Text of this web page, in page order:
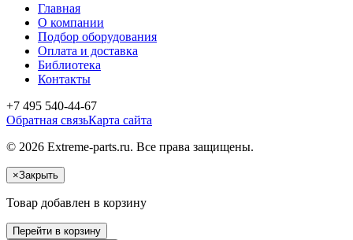
Главная
О компании
Подбор оборудования
Оплата и доставка
Библиотека
Контакты
+7 495 540-44-67
Обратная связьКарта сайта
© 2026 Extreme-parts.ru. Все права защищены.
×Закрыть
Товар добавлен в корзину
Перейти в корзину